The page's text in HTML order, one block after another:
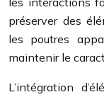
préserver des
les poutres
maintenir le
L’intégration